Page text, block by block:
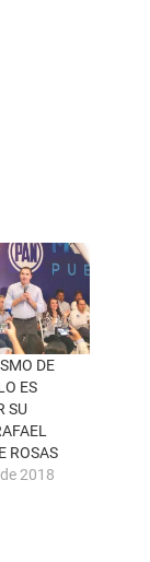
DE
ES
SU
ROSAS
2018